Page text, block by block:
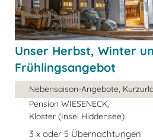
Unser Herbst, Winter
Frühlingsangebot
Nebensaison-Angebote,
Pension WIESENECK,
Kloster (Insel Hiddensee)
3 x oder 5 Übernachtungen